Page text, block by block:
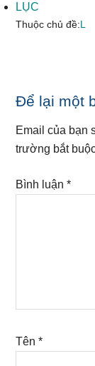
LỤC
Thuộc chủ đề:L
Reader
Để lại một
Email của bạn
trường bắt
Bình luận*
Tên*